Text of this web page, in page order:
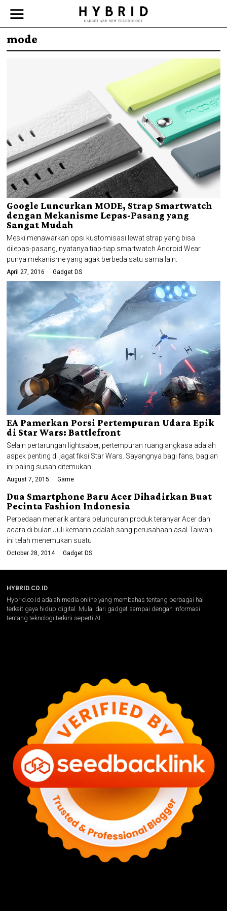
mode
Google Luncurkan MODE, Strap Smartwatch
dengan Mekanisme Lepas-Pasang yang
Sangat Mudah
Meski menawarkan opsi kustomisasi lewat strap yang bisa
dilepas-pasang, nyatanya tiap-tiap smartwatch Android Wear
punya mekanisme yang agak berbeda satu sama lain.
April 27, 2016 Gadget DS
EA Pamerkan Porsi Pertempuran Udara Epik
di Star Wars: Battlefront
Selain pertarungan lightsaber, pertempuran ruang angkasa adalah
aspek penting di jagat fiksi Star Wars. Sayangnya bagi fans, bagian
ini paling susah ditemukan
August 7, 2015 Game
Dua Smartphone Baru Acer Dihadirkan Buat
Pecinta Fashion Indonesia
Perbedaan menarik antara peluncuran produk teranyar Acer dan
acara di bulan Juli kemarin adalah sang perusahaan asal Taiwan
ini telah menemukan suatu
October 28, 2014 Gadget DS
HYBRID.CO.ID
Hybrid.co.id adalah media online yang membahas tentang berbagai hal
terkait gaya hidup digital. Mulai dari gadget sampai dengan informasi
tentang teknologi terkini seperti AI.